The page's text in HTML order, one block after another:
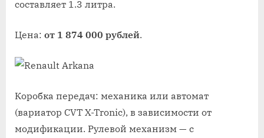
составляет 1.3 литра.
Цена: от 1 874 000 рублей.
Коробка передач: механика или автомат
(вариатор CVT X-Tronic), в зависимости от
модификации. Рулевой механизм — с